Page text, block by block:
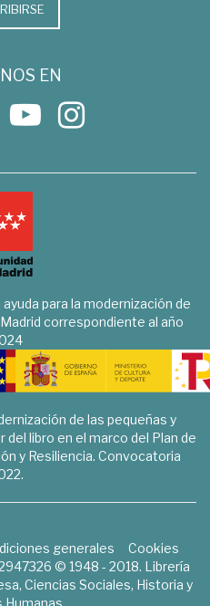
EN
para la modernización de
correspondiente al año
de las pequeñas y
libro en el marco del Plan de
y Resiliencia. Convocatoria
generales
Cookies
© 1948 - 2018. Librería
Ciencias Sociales, Historia y